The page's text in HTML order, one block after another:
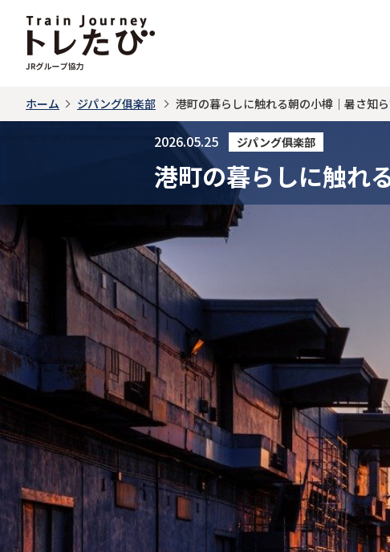
ホーム ジパング俱楽部 港町の暮らしに触れる朝の小樽｜暑さ知
2026.05.25 ジパング俱楽部
港町の暮らしに触れ